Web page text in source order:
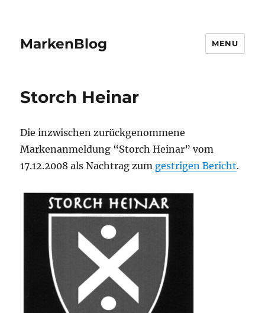
MarkenBlog MENU
Storch Heinar
Die inzwischen zurückgenommene
Markenanmeldung “Storch Heinar” vom
17.12.2008 als Nachtrag zum gestrigen Bericht.